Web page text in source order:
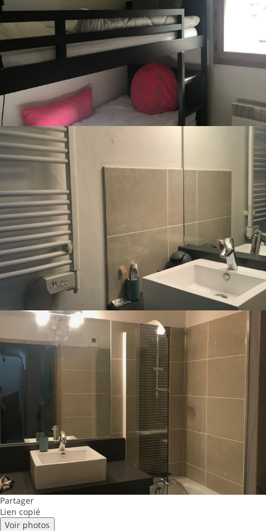
Partager
Lien copié
Voir photos